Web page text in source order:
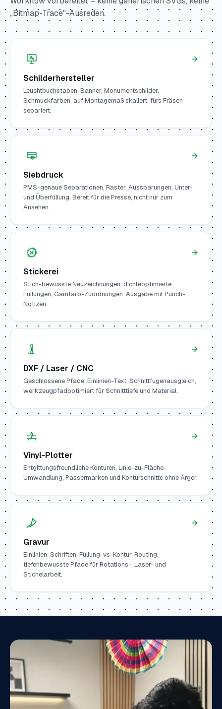
„Bitmap-Trace"-Ausreden.
Schilderhersteller
Leuchtbuchstaben, Banner, Monumentschilder.
Schmuckfarben, auf Montagemaß skaliert, fürs Fräsen
separiert.
Siebdruck
PMS-genaue Separationen, Raster, Aussparungen, Unter-
und Überfüllung. Bereit für die Presse, nicht nur zum
Ansehen.
Stickerei
Stich-bewusste Neuzeichnungen, dichteoptimierte
Füllungen, Garnfarb-Zuordnungen. Ausgabe mit Punch-
Notizen.
DXF / Laser / CNC
Geschlossene Pfade, Einlinien-Text, Schnittfugenausgleich,
werkzeugpfadoptimiert für Schnitttiefe und Material.
Vinyl-Plotter
Entgittungsfreundliche Konturen, Linie-zu-Fläche-
Umwandlung, Passermarken und Konturschnitte ohne Ärger.
Gravur
Einlinien-Schriften, Füllung-vs-Kontur-Routing,
tiefenbewusste Pfade für Rotations-, Laser- und
Stichelarbeit.